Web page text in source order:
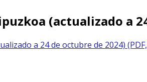
(actualizado a
a 24 de octubre de 2024)